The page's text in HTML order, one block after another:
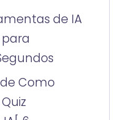
de IA
Como